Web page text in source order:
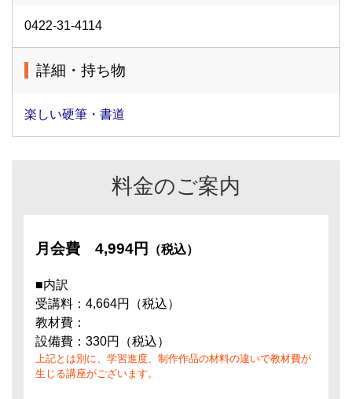
0422-31-4114
詳細・持ち物
楽しい硬筆・書道
料金のご案内
月会費 4,994円 （税込）
■内訳
受講料：4,664円（税込）
教材費：
設備費：330円（税込）
上記とは別に、学習進度、制作作品の材料の違いで教材費が
生じる講座がございます。